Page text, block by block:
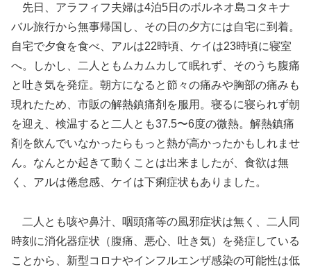
先日、アラフィフ夫婦は4泊5日のボルネオ島コタキナ
バル旅行から無事帰国し、その日の夕方には自宅に到着。
自宅で夕食を食べ、アルは22時頃、ケイは23時頃に寝室
へ。しかし、二人ともムカムカして眠れず、そのうち腹痛
と吐き気を発症。朝方になると節々の痛みや胸部の痛みも
現れたため、市販の解熱鎮痛剤を服用。寝るに寝られず朝
を迎え、検温すると二人とも37.5〜6度の微熱。解熱鎮痛
剤を飲んでいなかったらもっと熱が高かったかもしれませ
ん。なんとか起きて動くことは出来ましたが、食欲は無
く、アルは倦怠感、ケイは下痢症状もありました。
二人とも咳や鼻汁、咽頭痛等の風邪症状は無く、二人同
時刻に消化器症状（腹痛、悪心、吐き気）を発症している
ことから、新型コロナやインフルエンザ感染の可能性は低